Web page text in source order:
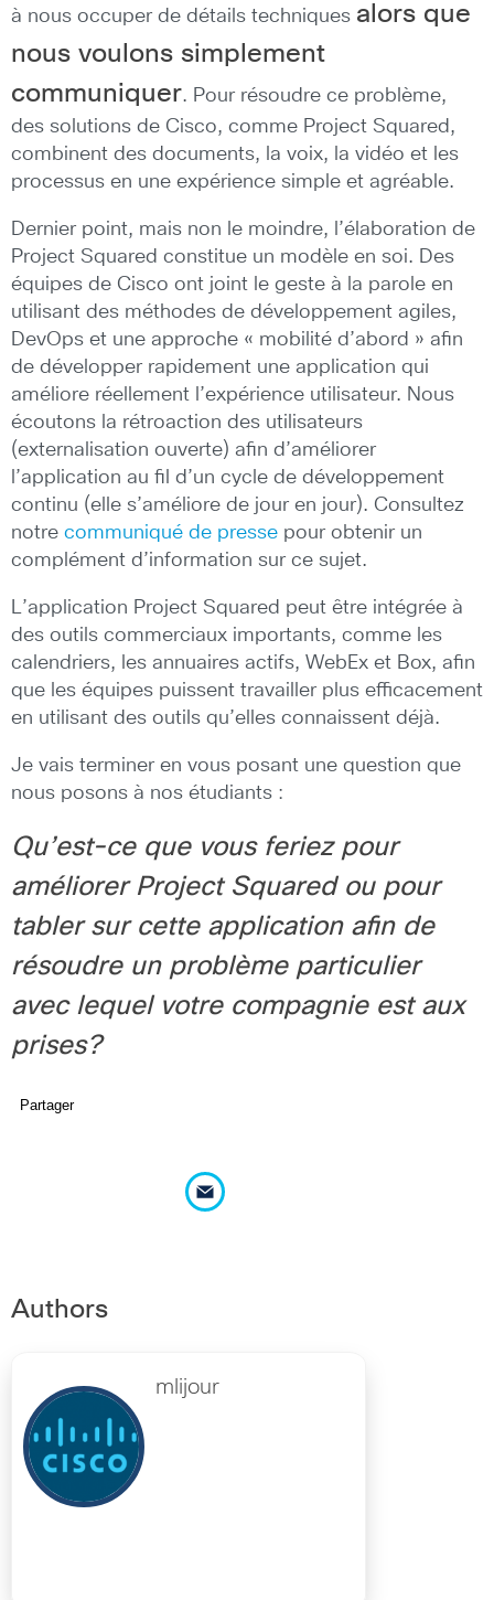
à nous occuper de détails techniques alors que
nous voulons simplement
communiquer. Pour résoudre ce problème,
des solutions de Cisco, comme Project Squared,
combinent des documents, la voix, la vidéo et les
processus en une expérience simple et agréable.
Dernier point, mais non le moindre, l’élaboration de
Project Squared constitue un modèle en soi. Des
équipes de Cisco ont joint le geste à la parole en
utilisant des méthodes de développement agiles,
DevOps et une approche « mobilité d’abord » afin
de développer rapidement une application qui
améliore réellement l’expérience utilisateur. Nous
écoutons la rétroaction des utilisateurs
(externalisation ouverte) afin d’améliorer
l’application au fil d’un cycle de développement
continu (elle s’améliore de jour en jour). Consultez
notre communiqué de presse pour obtenir un
complément d’information sur ce sujet.
L’application Project Squared peut être intégrée à
des outils commerciaux importants, comme les
calendriers, les annuaires actifs, WebEx et Box, afin
que les équipes puissent travailler plus efficacement
en utilisant des outils qu’elles connaissent déjà.
Je vais terminer en vous posant une question que
nous posons à nos étudiants :
Qu’est-ce que vous feriez pour
améliorer Project Squared ou pour
tabler sur cette application afin de
résoudre un problème particulier
avec lequel votre compagnie est aux
prises?
Partager
Authors
mlijour